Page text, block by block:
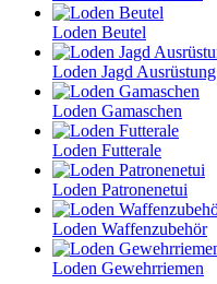
Loden Beutel
Loden Jagd Ausrüstung
Loden Gamaschen
Loden Futterale
Loden Patronenetui
Loden Waffenzubehör
Loden Gewehrriemen